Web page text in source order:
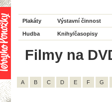
Plakáty Výstavní činnost
Hudba Knihy/časopisy
Filmy na
A B C D E F G